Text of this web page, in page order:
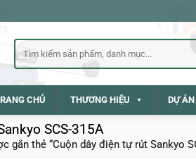
Tìm
kiếm:
CHỦ THƯƠNG HIỆU DỰ
SCS-315A
gắn thẻ “Cuộn dây điện tự rút Sankyo